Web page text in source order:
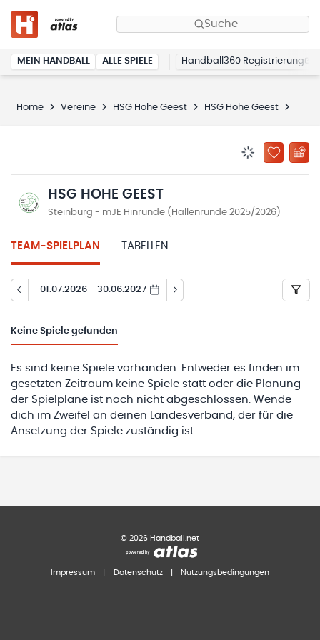
Suche
MEIN HANDBALL ALLE SPIELE Handball360 Registrierung
Home Vereine HSG Hohe Geest HSG Hohe Geest
ZU
HSG HOHE GEEST
Steinburg - mJE Hinrunde (Hallenrunde 2025/2026)
TEAM-SPIELPLAN TABELLEN
01.07.2026 - 30.06.2027
Keine Spiele gefunden
Es sind keine Spiele vorhanden. Entweder es finden im
gesetzten Zeitraum keine Spiele statt oder die Planung
der Spielpläne ist noch nicht abgeschlossen. Wende
dich im Zweifel an deinen Landesverband, der für die
Ansetzung der Spiele zuständig ist.
© 2026 Handball.net
Impressum Datenschutz Nutzungsbedingungen